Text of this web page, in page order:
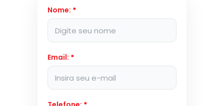
Nome: *
Email: *